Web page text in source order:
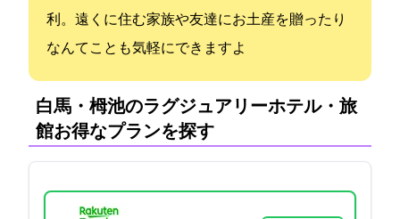
利。遠くに住む家族や友達にお土産を贈ったり
なんてことも気軽にできますよ
白馬・栂池のラグジュアリーホテル・旅
館:お得なプランを探す